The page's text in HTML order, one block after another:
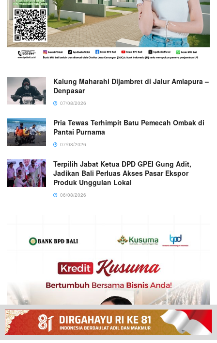
Kalung Maharahi Dijambret di Jalur Amlapura –
Denpasar
07/08/2026
Pria Tewas Terhimpit Batu Pemecah Ombak di
Pantai Purnama
07/08/2026
Terpilih Jabat Ketua DPD GPEI Gung Adit,
Jadikan Bali Perluas Akses Pasar Ekspor
Produk Unggulan Lokal
06/08/2026